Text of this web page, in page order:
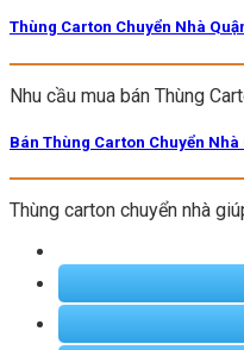
Thùng Carton Chuyển Nhà
Nhu cầu mua bán Thùng
Bán Thùng Carton Chuyển
Thùng carton chuyển nhà